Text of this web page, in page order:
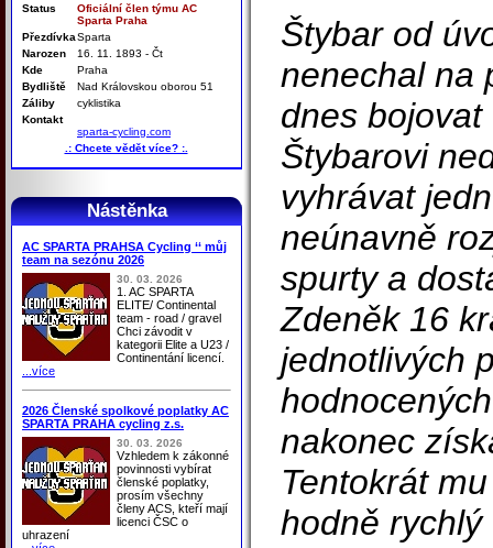
Status
Oficiální člen týmu AC
Sparta Praha
PřezdívkaSparta
Narozen
16. 11. 1893 - Čt
Kde
Praha
Bydliště
Nad Královskou oborou 51
Záliby
cyklistika
Kontakt
sparta-cycling.com
.: Chcete vědět více? :.
Nástěnka
AC SPARTA PRAHSA Cycling ‘‘ můj
team na sezónu 2026
30. 03. 2026
1. AC SPARTA
ELITE/ Continental
team - road / gravel
Chci závodit v
kategorii Elite a U23 /
Continentání licencí.
...více
2026 Členské spolkové poplatky AC
SPARTA PRAHA cycling z.s.
30. 03. 2026
Vzhledem k zákonné
povinnosti vybírat
členské poplatky,
prosím všechny
členy ACS, kteří mají
licenci ČSC o
uhrazení
Štybar od
nenechal na
dnes
Štybarovi
vyhrávat
neúnavně
spurty a
Zdeněk 16
jednotlivých
nakonec
Tentokrát
hodně rychlý